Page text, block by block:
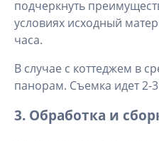
подчеркнуть
условиях исходный
часа.
В случае с коттеджем в
панорам. Съемка идет 2-
3. Обработка и